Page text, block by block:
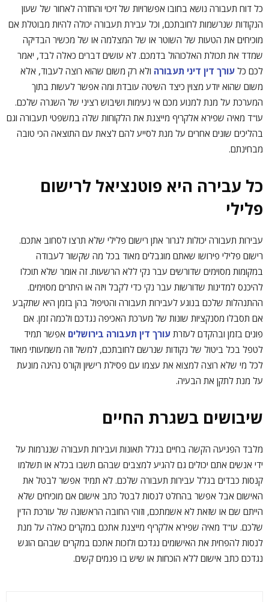
כל דוח תעבורה נושא בחובו אפשרויות של זיכוי והחזרה לאחור של שעון
הנקודות שנרשמות לחובתכם, וכל עבירת תעבורה יכולה להיות מבוטלת אם
מוכיחים את הטעות של השוטר או של המצלמה או של מכשיר הבדיקה
שמדד את תכולת האלכוהול בדמכם. לא עושים דברים כאלה לבד, יאמר
לכם כל עורך דין דיני תעבורה ולא רק משום שהוא רוצה לעבוד, אלא
משום שהוא יודע מצוין כיצד השיטה עובדת ומה אפשר לעשות בתוך
המערכת על מנת למנוע מכם אי נעימות ושיבוש רציני של השגרה שלכם.
עו"ד מאיה שפירא אלקריף מייצגת את הלקוחות שלה במשפטי תעבורה וגם
בהליכים שונים אחרים על מנת לסייע להם לצאת עם התוצאה הכי טובה
מבחינתם.
כל עבירה היא פוטנציאל לרישום
פלילי
עבירות תעבורה יכולות לגרור אתן רישום פלילי שלא תרצו לסחוב אתכם.
רישום פלילי פירושו שאתם מוגבלים מאוד בכל מה שקשור לעבודה
במקומות מסוימים שדורשים עבר נקי ללא הרשעות. זה אומר שלא תוכלו
להיכנס למדינות שדורשות עבר נקי כדי לקבל ויזה או היתרים מסוימים.
ההתנהלות שלכם בנוגע לעבירות תעבורה והטיפול בהן בזמן היא שתקבע
אם תסבלו מסנקציות שונות של מערכת האכיפה נגדכם ולכמה זמן. אם
פונים בזמן ובהקדם לעזרת עורך דין תעבורה בירושלים אפשר תמיד
לטפל בכל ביטול של נקודות שנרשם לחובתכם, למשל וזה משמעותי מאוד
לכל מי שלא רוצה למצוא את עצמו עם פסילת רישיון וקורס נהיגה מונעת
על מנת לתקן את הבעיה.
שיבושים בשגרת החיים
מלבד הפגיעה הקשה בחיים בגלל תאונות ועבירות תעבורה שנגרמות על
ידי אנשים אתם יכולים גם להגיע למצבים שבהם תשבו בכלא או תשלמו
קנסות כבדים בגלל עבירות תעבורה שלכם. לא תמיד אפשר לבטל את
האישום אבל אפשר בהחלט לנסות לבטל כתב אישום אם מוכיחים שלא
הייתם שם או שזאת לא אשמתכם, וזוהי החובה הראשונה של עורכת הדין
שלכם. עו"ד מאיה שפירא אלקריף מייצגת אתכם במקרים כאלה על מנת
לנסות להפחית את האישומים נגדכם ולזכות אתכם במקרים שבהם הוגש
נגדכם כתב אישום ללא הוכחות או שיש בו פגמים קשים.